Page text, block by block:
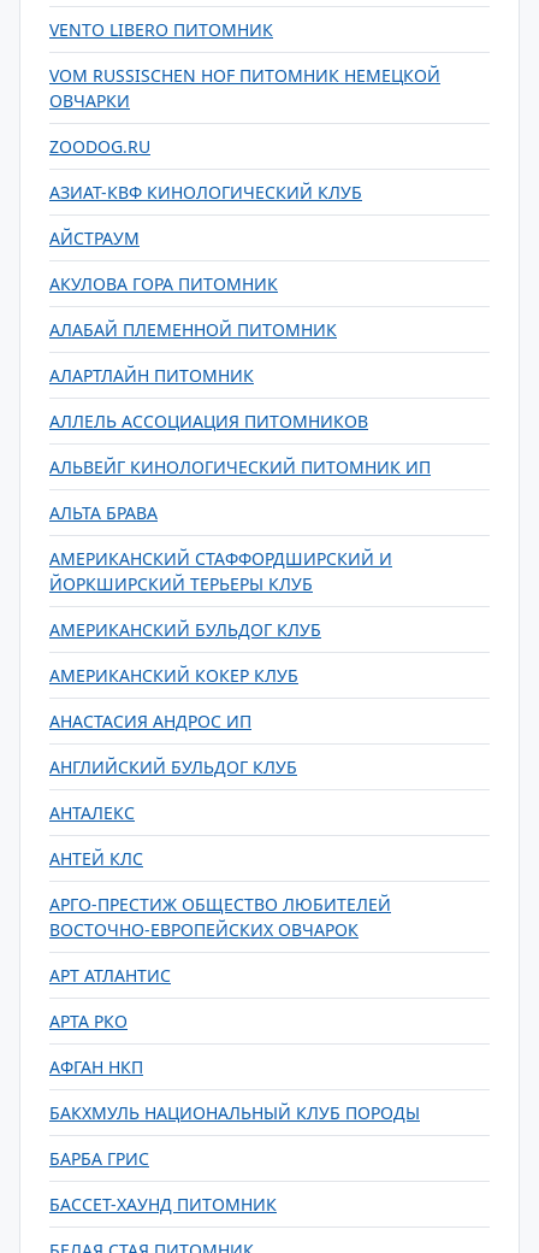
VENTO LIBERO ПИТОМНИК
VOM RUSSISCHEN HOF ПИТОМНИК НЕМЕЦКОЙ
ОВЧАРКИ
ZOODOG.RU
АЗИАТ-КВФ КИНОЛОГИЧЕСКИЙ КЛУБ
АЙСТРАУМ
АКУЛОВА ГОРА ПИТОМНИК
АЛАБАЙ ПЛЕМЕННОЙ ПИТОМНИК
АЛАРТЛАЙН ПИТОМНИК
АЛЛЕЛЬ АССОЦИАЦИЯ ПИТОМНИКОВ
АЛЬВЕЙГ КИНОЛОГИЧЕСКИЙ ПИТОМНИК ИП
АЛЬТА БРАВА
АМЕРИКАНСКИЙ СТАФФОРДШИРСКИЙ И
ЙОРКШИРСКИЙ ТЕРЬЕРЫ КЛУБ
АМЕРИКАНСКИЙ БУЛЬДОГ КЛУБ
АМЕРИКАНСКИЙ КОКЕР КЛУБ
АНАСТАСИЯ АНДРОС ИП
АНГЛИЙСКИЙ БУЛЬДОГ КЛУБ
АНТАЛЕКС
АНТЕЙ КЛС
АРГО-ПРЕСТИЖ ОБЩЕСТВО ЛЮБИТЕЛЕЙ
ВОСТОЧНО-ЕВРОПЕЙСКИХ ОВЧАРОК
АРТ АТЛАНТИС
АРТА РКО
АФГАН НКП
БАКХМУЛЬ НАЦИОНАЛЬНЫЙ КЛУБ ПОРОДЫ
БАРБА ГРИС
БАССЕТ-ХАУНД ПИТОМНИК